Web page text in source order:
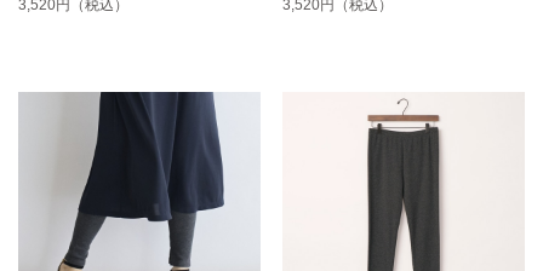
3,520円（税込）
3,520円（税込）